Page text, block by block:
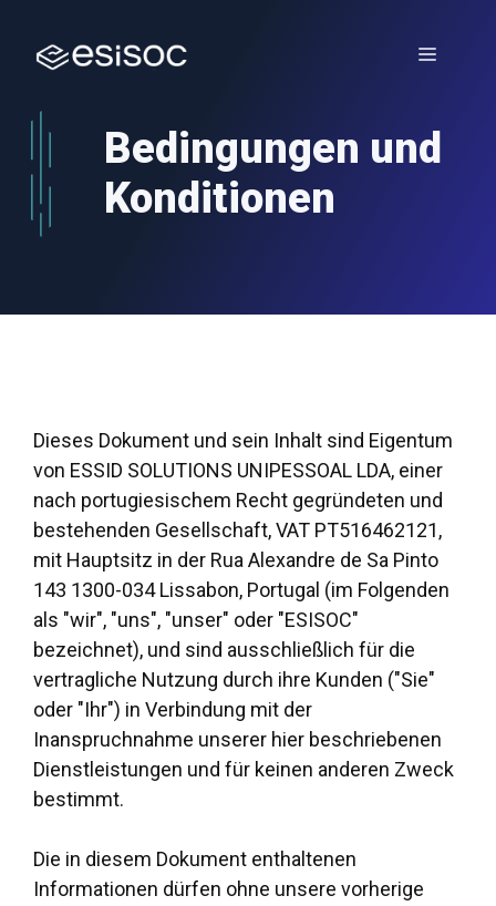
Inhalt
springen
Menü
Bedingungen und
Konditionen
Dieses Dokument und sein Inhalt sind Eigentum
von ESSID SOLUTIONS UNIPESSOAL LDA, einer
nach portugiesischem Recht gegründeten und
bestehenden Gesellschaft, VAT PT516462121,
mit Hauptsitz in der Rua Alexandre de Sa Pinto
143 1300-034 Lissabon, Portugal (im Folgenden
als "wir", "uns", "unser" oder "ESISOC"
bezeichnet), und sind ausschließlich für die
vertragliche Nutzung durch ihre Kunden ("Sie"
oder "Ihr") in Verbindung mit der
Inanspruchnahme unserer hier beschriebenen
Dienstleistungen und für keinen anderen Zweck
bestimmt.
Die in diesem Dokument enthaltenen
Informationen dürfen ohne unsere vorherige